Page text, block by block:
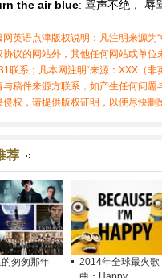
the air blue: 骂声不绝， 辱
网英语点津版权说明：凡注明来源为
协议的网站外，其他任何网站或单
联系；凡本网注明“来源：XXX（
与稿件来源方联系，如产生任何问
侵权，请提供版权证明，以便尽快删
荐
匆匆那年
2014年全球最火歌